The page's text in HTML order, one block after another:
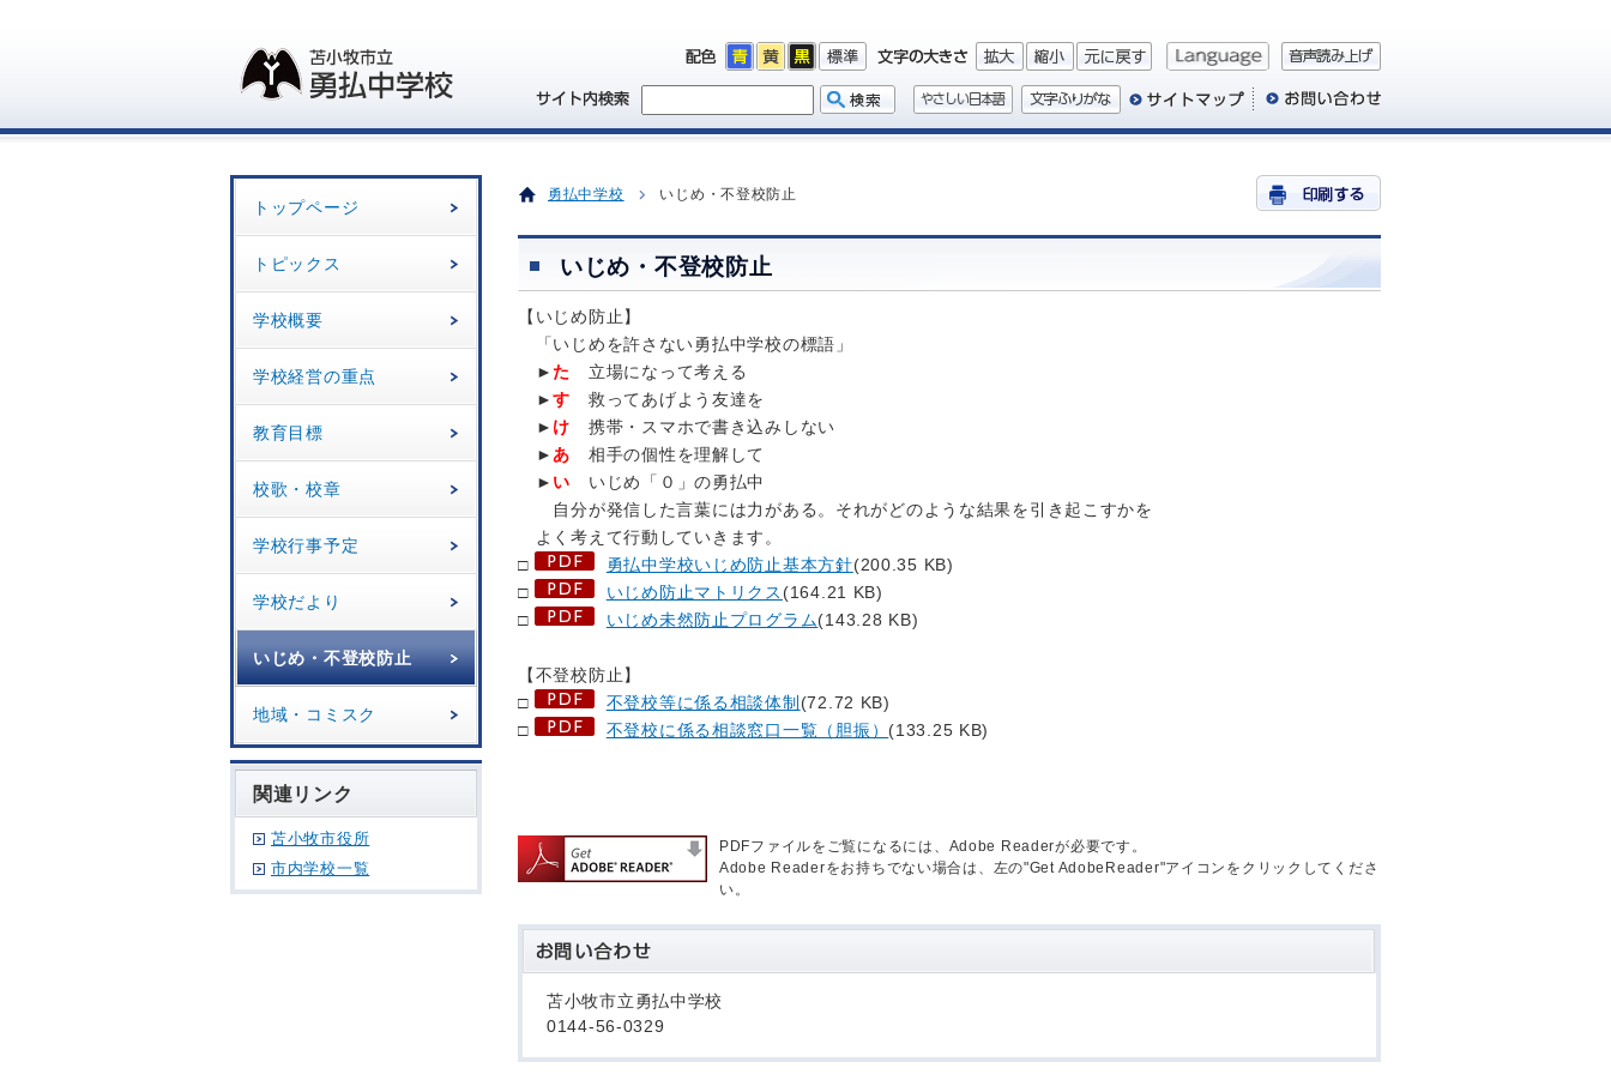
トップページ
トピックス
学校概要
学校経営の重点
教育目標
校歌・校章
学校行事予定
学校だより
いじめ・不登校防止
地域・コミスク
関連リンク
苫小牧市役所
市内学校一覧
勇払中学校 いじめ・不登校防止
いじめ・不登校防止
【いじめ防止】
「いじめを許さない勇払中学校の標語」
►た
立場になって考える
►す
救ってあげよう友達を
► け
携帯・スマホで書き込みしない
► あ
相手の個性を理解して
► い
いじめ「０」の勇払中
自分が発信した言葉には力がある。それがどのような結果を引き起こすかを
よく考えて行動していきます。
□
勇払中学校いじめ防止基本方針(200.35 KB)
□
いじめ防止マトリクス (164.21 KB)
□
いじめ未然防止プログラム(143.28 KB)
【不登校防止】
□
不登校等に係る相談体制 (72.72 KB)
□
不登校に係る相談窓口一覧（胆振） (133.25 KB)
PDFファイルをご覧になるには、Adobe Readerが必要です。
Adobe Readerをお持ちでない場合は、左の"Get AdobeReader"アイコンをクリックしてくださ
い。
苫小牧市立勇払中学校
0144-56-0329